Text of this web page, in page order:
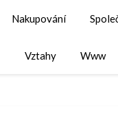
Nakupování
Vztahy Www